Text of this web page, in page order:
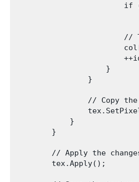
if
//
                    }
                }
// Copy
            }
        }
// Apply the
        tex.Apply();